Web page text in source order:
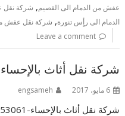
عفش من الدمام الى القصيم, شركة نقل
الدمام الى رأٍس تنورة, شركة نقل عفش
Leave a comment
شركة نقل أثاث بالإحساء
6 مايو، 2017 engsameh